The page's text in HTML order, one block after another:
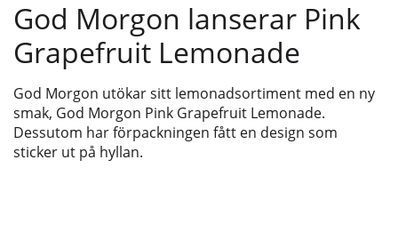
God Morgon lanserar Pink
Grapefruit Lemonade
God Morgon utökar sitt lemonadsortiment med en ny
smak, God Morgon Pink Grapefruit Lemonade.
Dessutom har förpackningen fått en design som
sticker ut på hyllan.